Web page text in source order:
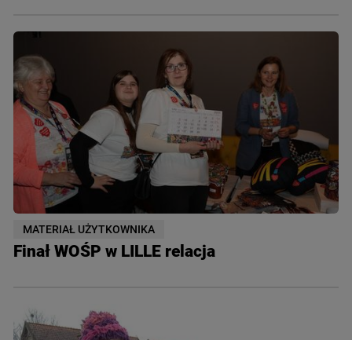
MATERIAŁ UŻYTKOWNIKA
Finał WOŚP w LILLE relacja